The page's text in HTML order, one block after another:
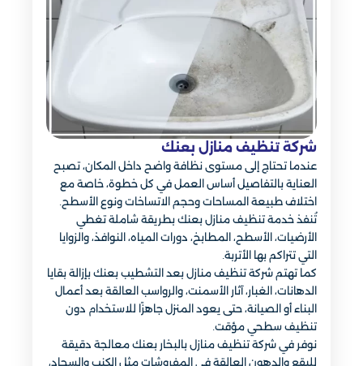
شركة تنظيف منازل بعنك
عندما تحتاج إلى مستوى نظافة واضح داخل المكان، تصبح
العناية بالتفاصيل أساس العمل في كل خطوة، خاصة مع
اختلاف طبيعة المساحات وحجم الاتساخات ونوع الأسطح.
تُنفذ خدمة تنظيف منازل بعنك بطريقة شاملة تغطي
الأرضيات، الأسطح، المطابخ، دورات المياه، النوافذ، والزوايا
التي تتراكم بها الأتربة.
كما تهتم شركة تنظيف منازل بعد التشطيب بعنك بإزالة بقايا
الدهانات، الغبار، آثار الأسمنت، والرواسب العالقة بعد أعمال
البناء أو الصيانة، حتى يعود المنزل جاهزًا للاستخدام دون
تنظيف سطحي مؤقت.
نوفر في شركة تنظيف منازل بالبخار بعنك معالجة دقيقة
للبقع والدهون العالقة في المفروشات مثل الكنب والسجاد،